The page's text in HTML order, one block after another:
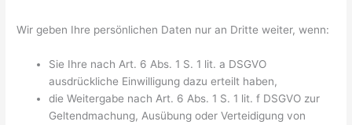
Wir geben Ihre persönlichen Daten nur an Dritte weiter, wenn:
Sie Ihre nach Art. 6 Abs. 1 S. 1 lit. a DSGVO
ausdrückliche Einwilligung dazu erteilt haben,
die Weitergabe nach Art. 6 Abs. 1 S. 1 lit. f DSGVO zur
Geltendmachung, Ausübung oder Verteidigung von